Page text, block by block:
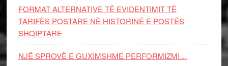
FORMAT ALTERNATIVE TË EVIDENTIMIT TË
TARIFËS POSTARE NË HISTORINË E POSTËS
SHQIPTARE
NJË SPROVË E GUXIMSHME PERFORMIZMI…